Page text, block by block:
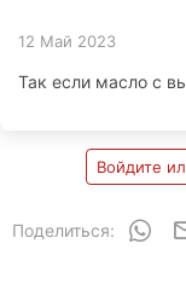
12 Май 2023
Так если масло с
Войдите
Поделиться: